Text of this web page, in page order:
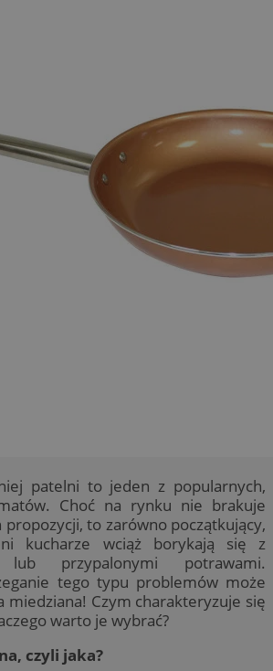
patelni to jeden z popularnych,
Choć na rynku nie brakuje
propozycji, to zarówno początkujący,
kucharze wciąż borykają się z
lub przypalonymi potrawami.
tego typu problemów może
miedziana! Czym charakteryzuje się
warto je wybrać?
czyli jaka?